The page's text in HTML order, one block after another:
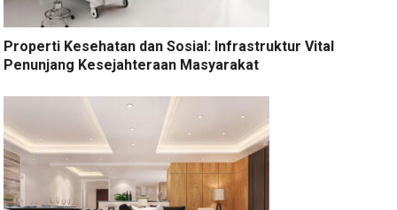
Properti Kesehatan dan Sosial: Infrastruktur Vital
Penunjang Kesejahteraan Masyarakat